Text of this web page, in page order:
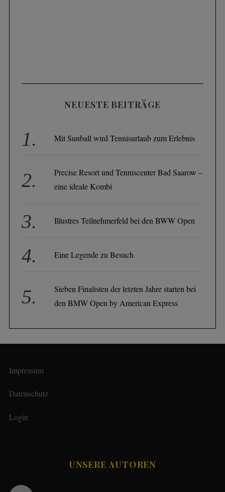
NEUESTE BEITRÄGE
Mit Sunball wird Tennisurlaub zum Erlebnis
Precise Resort und Tenniscenter Bad Saarow –
eine ideale Kombi
Illustres Teilnehmerfeld bei den BWW Open
Eine Legende zu Besuch
Sieben Finalisten der letzten Jahre starten bei
den BMW Open by American Express
Impressum
Datenschutz
Login
UNSERE AUTOREN